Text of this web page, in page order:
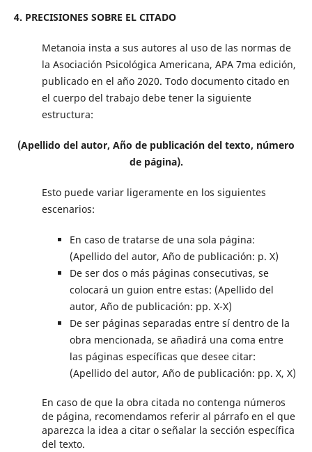
4. PRECISIONES SOBRE EL CITADO
Metanoia insta a sus autores al uso de las normas de
la Asociación Psicológica Americana, APA 7ma edición,
publicado en el año 2020. Todo documento citado en
el cuerpo del trabajo debe tener la siguiente
estructura:
(Apellido del autor, Año de publicación del texto, número
de página).
Esto puede variar ligeramente en los siguientes
escenarios:
En caso de tratarse de una sola página:
(Apellido del autor, Año de publicación: p. X)
De ser dos o más páginas consecutivas, se
colocará un guion entre estas: (Apellido del
autor, Año de publicación: pp. X-X)
De ser páginas separadas entre sí dentro de la
obra mencionada, se añadirá una coma entre
las páginas específicas que desee citar:
(Apellido del autor, Año de publicación: pp. X, X)
En caso de que la obra citada no contenga números
de página, recomendamos referir al párrafo en el que
aparezca la idea a citar o señalar la sección específica
del texto.